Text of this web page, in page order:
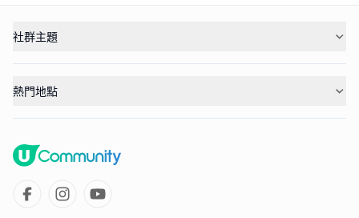
社群主題
熱門地點